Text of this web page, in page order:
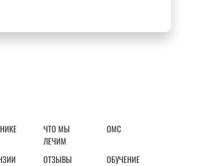
ЧТО МЫ
ЛЕЧИМ
ОМС
ОТЗЫВЫ ОБУЧЕНИЕ